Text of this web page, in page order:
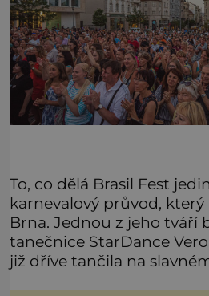
To, co dělá Brasil Fest
karnevalový průvod,
Brna. Jednou z jeho tváří
tanečnice StarDance
již dříve tančila na